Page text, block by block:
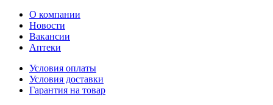
О компании
Новости
Вакансии
Аптеки
Условия оплаты
Условия доставки
Гарантия на товар